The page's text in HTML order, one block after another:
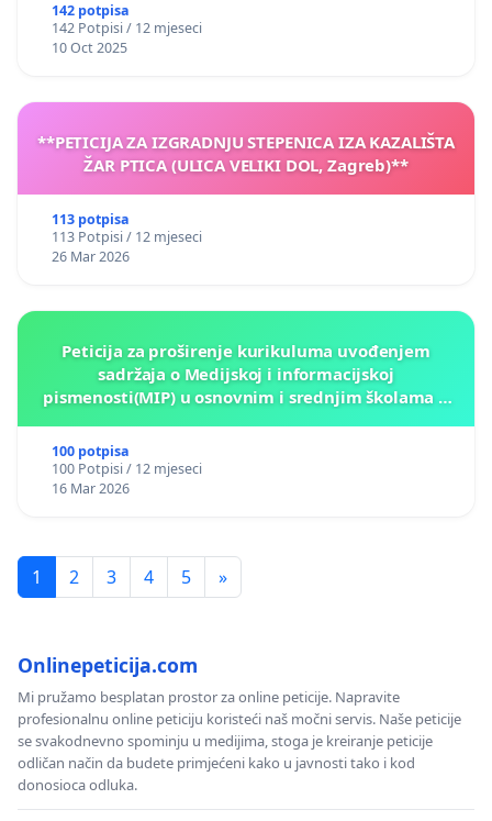
142 potpisa
142 Potpisi / 12 mjeseci
10 Oct 2025
**PETICIJA ZA IZGRADNJU STEPENICA IZA KAZALIŠTA
ŽAR PTICA (ULICA VELIKI DOL, Zagreb)**
113 potpisa
113 Potpisi / 12 mjeseci
26 Mar 2026
Peticija za proširenje kurikuluma uvođenjem
sadržaja o Medijskoj i informacijskoj
pismenosti(MIP) u osnovnim i srednjim školama u
100 potpisa
100 Potpisi / 12 mjeseci
16 Mar 2026
1 2 3 4 5 »
Onlinepeticija.com
Mi pružamo besplatan prostor za online peticije. Napravite
profesionalnu online peticiju koristeći naš močni servis. Naše peticije
se svakodnevno spominju u medijima, stoga je kreiranje peticije
odličan način da budete primjećeni kako u javnosti tako i kod
donosioca odluka.